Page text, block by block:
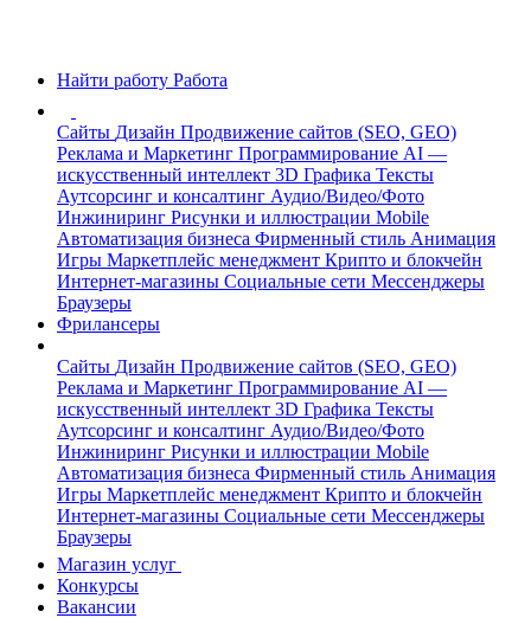
Найти работу Работа
Сайты Дизайн Продвижение сайтов (SEO, GEO)
Реклама и Маркетинг Программирование AI —
искусственный интеллект 3D Графика Тексты
Аутсорсинг и консалтинг Аудио/Видео/Фото
Инжиниринг Рисунки и иллюстрации Mobile
Автоматизация бизнеса Фирменный стиль Анимация
Игры Маркетплейс менеджмент Крипто и блокчейн
Интернет-магазины Социальные сети Мессенджеры
Браузеры
Фрилансеры
Сайты Дизайн Продвижение сайтов (SEO, GEO)
Реклама и Маркетинг Программирование AI —
искусственный интеллект 3D Графика Тексты
Аутсорсинг и консалтинг Аудио/Видео/Фото
Инжиниринг Рисунки и иллюстрации Mobile
Автоматизация бизнеса Фирменный стиль Анимация
Игры Маркетплейс менеджмент Крипто и блокчейн
Интернет-магазины Социальные сети Мессенджеры
Браузеры
Магазин услуг
Конкурсы
Вакансии